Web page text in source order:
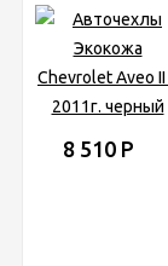
8 510 Р